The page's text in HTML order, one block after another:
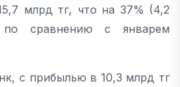
млрд тг, что на 37% (4,2
сравнению с январем
с прибылью в 10,3 млрд тг